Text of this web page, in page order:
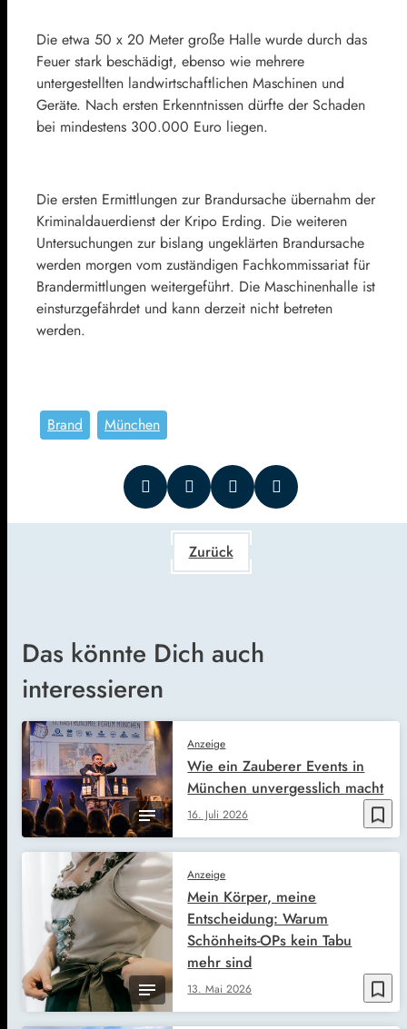
Die etwa 50 x 20 Meter große Halle wurde durch das
Feuer stark beschädigt, ebenso wie mehrere
untergestellten landwirtschaftlichen Maschinen und
Geräte. Nach ersten Erkenntnissen dürfte der Schaden
bei mindestens 300.000 Euro liegen.
Die ersten Ermittlungen zur Brandursache übernahm der
Kriminaldauerdienst der Kripo Erding. Die weiteren
Untersuchungen zur bislang ungeklärten Brandursache
werden morgen vom zuständigen Fachkommissariat für
Brandermittlungen weitergeführt. Die Maschinenhalle ist
einsturzgefährdet und kann derzeit nicht betreten
werden.
Brand München
Zurück
Das könnte Dich auch
interessieren
bookmark_border
Anzeige
16. Juli 2026
Wie ein Zauberer Events in
München unvergesslich macht
bookmark_border
Anzeige
13. Mai 2026
Mein Körper, meine
Entscheidung: Warum
Schönheits-OPs kein Tabu
mehr sind